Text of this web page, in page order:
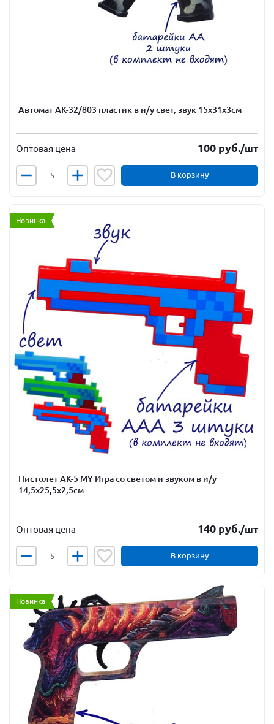
Автомат АК-32/803 пластик в и/у свет, звук 15х31х3см
Оптовая цена 100 руб./шт
В корзину
Новинка
Пистолет АК-5 MY Игра со светом и звуком в и/у
14,5х25,5х2,5см
Оптовая цена 140 руб./шт
В корзину
Новинка